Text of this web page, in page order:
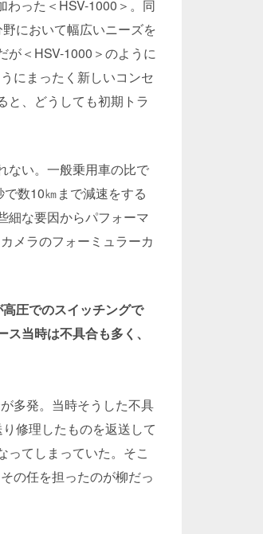
わった＜ HSV-1000 ＞。同
において幅広いニーズを
が＜ HSV-1000 ＞のように
にまったく新しいコンセ
と、どうしても初期トラ
ない。一般乗用車の比で
で数10㎞まで減速をする
な要因からパフォーマ
メラのフォーミュラーカ
圧でのスイッチングで
当時は不具合も多く、
多発。当時そうした不具
り修理したものを返送して
ってしまっていた。そこ
の任を担ったのが柳だっ